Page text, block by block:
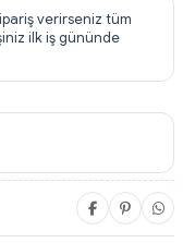
verirseniz tüm
ilk iş gününde